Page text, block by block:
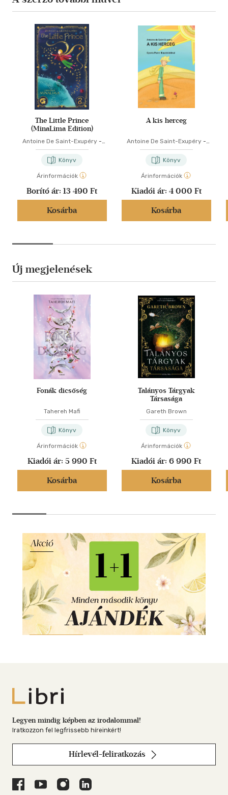
The Little Prince
(MinaLima Edition)
Antoine De Saint-Exupéry-
Murat Ukray
Könyv
Árinformációk
Borító ár: 13 490 Ft
Kosárba
A kis herceg
Antoine De Saint-Exupéry-
Varsányi József
Könyv
Árinformációk
Kiadói ár: 4 000 Ft
Kosárba
Új megjelenések
Fonák dicsőség
Tahereh Mafi
Könyv
Árinformációk
Kiadói ár: 5 990 Ft
Kosárba
Talányos Tárgyak
Társasága
Gareth Brown
Könyv
Árinformációk
Kiadói ár: 6 990 Ft
Kosárba
Libri
Legyen mindig képben az irodalommal!
Iratkozzon fel legfrissebb híreinkért!
Hírlevél-feliratkozás
Libri a Facebookon
Libri a Youtube-on
Libri az Instagramon
Libri a LinkedInen